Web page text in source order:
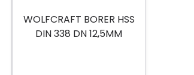
WOLFCRAFT BORER HSS
DIN 338 DN 12,5MM